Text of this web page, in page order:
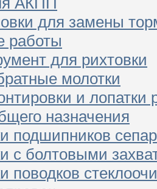
для замены
работы
для рихтовки
молотки
и лопатки
назначения
подшипников
с болтовыми
поводков